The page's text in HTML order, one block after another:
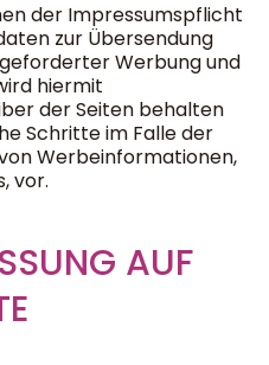
der Impressumspflicht
zur Übersendung
Werbung und
hiermit
der Seiten behalten
Schritte im Falle der
Werbeinformationen,
vor.
AUF